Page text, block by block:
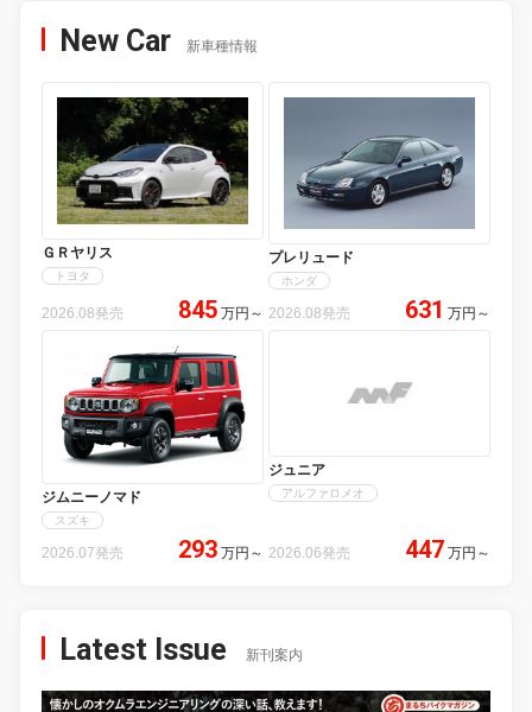
New Car 新車種情報
ＧＲヤリス
トヨタ
2026.08発売 845 万円 ～
プレリュード
ホンダ
2026.08発売 631 万円 ～
ジムニーノマド
スズキ
2026.07発売 293 万円 ～
ジュニア
アルファロメオ
2026.06発売 447 万円 ～
Latest Issue 新刊案内